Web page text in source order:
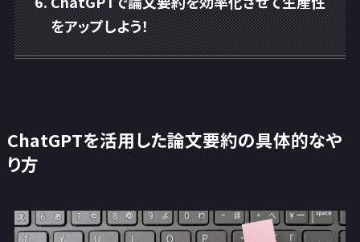
をアップしよう！
ChatGPTを活用した論文要約の具体的なや
り方